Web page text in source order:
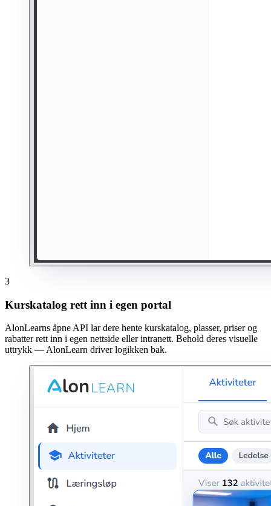
3
Kurskatalog rett inn i egen portal
AlonLearns åpne API lar dere hente kurskatalog, plasser, priser og
rabatter rett inn i egen nettside eller intranett. Behold deres visuelle
uttrykk — AlonLearn driver logikken bak.